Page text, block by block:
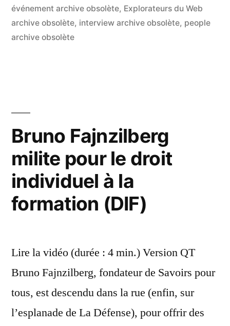
l’on
rencontre
Web »
événement archive obsolète, Explorateurs du Web
archive obsolète, interview archive obsolète, people
archive obsolète
Bruno Fajnzilberg
milite pour le droit
individuel à la
formation (DIF)
Lire la vidéo (durée : 4 min.) Version QT
Bruno Fajnzilberg, fondateur de Savoirs pour
tous, est descendu dans la rue (enfin, sur
l’esplanade de La Défense), pour offrir des